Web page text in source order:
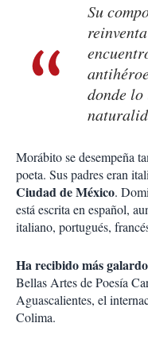
Su
donde lo
Morábito se desempeña
poeta. Sus padres eran
Ciudad de México.
está escrita en español,
italiano, portugués,
Ha recibido más
Bellas Artes de Poesía
Aguascalientes, el
Colima.